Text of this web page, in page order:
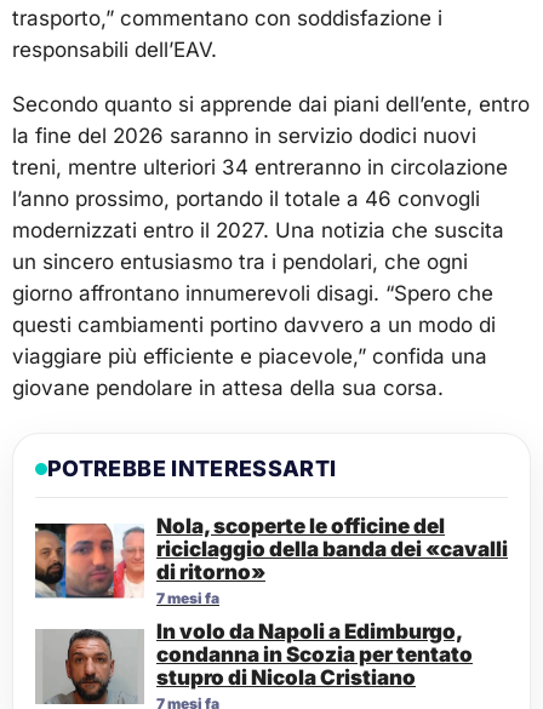
trasporto,” commentano con soddisfazione i
responsabili dell’EAV.
Secondo quanto si apprende dai piani dell’ente, entro
la fine del 2026 saranno in servizio dodici nuovi
treni, mentre ulteriori 34 entreranno in circolazione
l’anno prossimo, portando il totale a 46 convogli
modernizzati entro il 2027. Una notizia che suscita
un sincero entusiasmo tra i pendolari, che ogni
giorno affrontano innumerevoli disagi. “Spero che
questi cambiamenti portino davvero a un modo di
viaggiare più efficiente e piacevole,” confida una
giovane pendolare in attesa della sua corsa.
POTREBBE INTERESSARTI
Nola, scoperte le officine del
riciclaggio della banda dei «cavalli
di ritorno»
7 mesi fa
In volo da Napoli a Edimburgo,
condanna in Scozia per tentato
stupro di Nicola Cristiano
7 mesi fa